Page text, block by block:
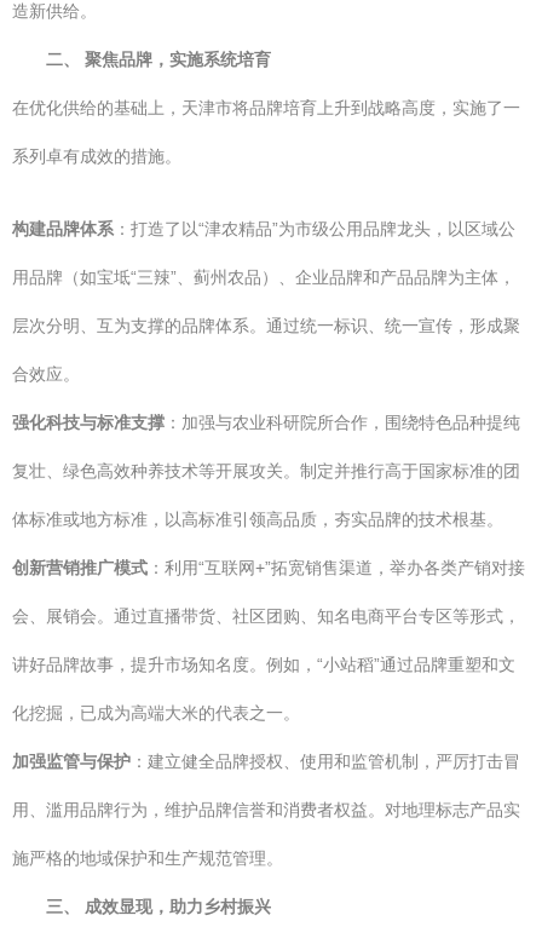
造新供给。
二、 聚焦品牌，实施系统培育
在优化供给的基础上，天津市将品牌培育上升到战略高度，实施了一
系列卓有成效的措施。
构建品牌体系 ：打造了以“津农精品”为市级公用品牌龙头，以区域公
用品牌（如宝坻“三辣”、蓟州农品）、企业品牌和产品品牌为主体，
层次分明、互为支撑的品牌体系。通过统一标识、统一宣传，形成聚
合效应。
强化科技与标准支撑 ：加强与农业科研院所合作，围绕特色品种提纯
复壮、绿色高效种养技术等开展攻关。制定并推行高于国家标准的团
体标准或地方标准，以高标准引领高品质，夯实品牌的技术根基。
创新营销推广模式 ：利用“互联网+”拓宽销售渠道，举办各类产销对接
会、展销会。通过直播带货、社区团购、知名电商平台专区等形式，
讲好品牌故事，提升市场知名度。例如，“小站稻”通过品牌重塑和文
化挖掘，已成为高端大米的代表之一。
加强监管与保护 ：建立健全品牌授权、使用和监管机制，严厉打击冒
用、滥用品牌行为，维护品牌信誉和消费者权益。对地理标志产品实
施严格的地域保护和生产规范管理。
三、 成效显现，助力乡村振兴